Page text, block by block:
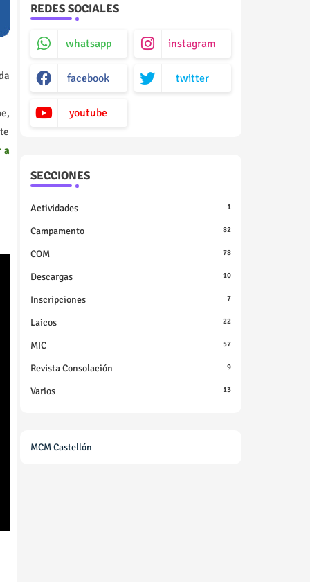
a
REDES SOCIALES
whatsapp instagram
facebook twitter
youtube
SECCIONES
Actividades 1
Campamento 82
COM 78
Descargas 10
Inscripciones 7
Laicos 22
MIC 57
Revista Consolación 9
Varios 13
MCM Castellón